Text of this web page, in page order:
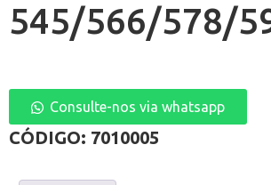
545/566/578/
Consulte-nos via whatsapp
CÓDIGO: 7010005